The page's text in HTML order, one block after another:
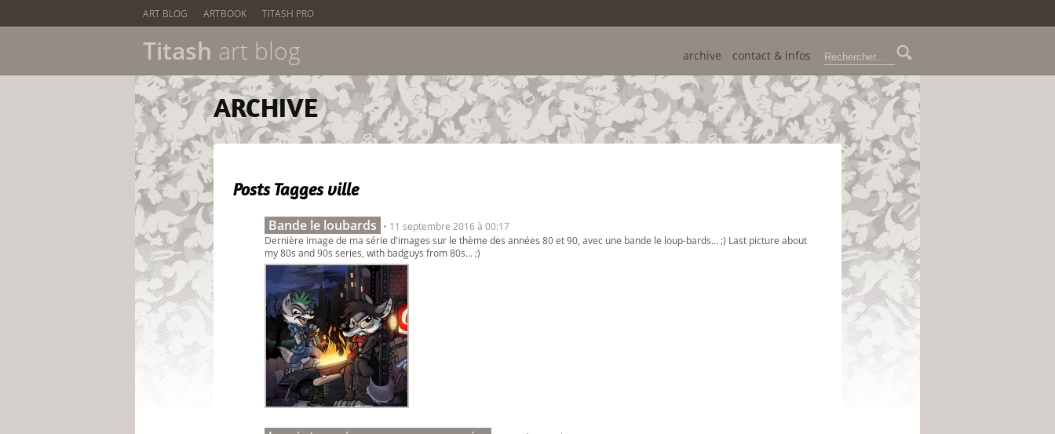
ART BLOG ARTBOOK TITASH PRO
Titash art blog archive contact & infos
ARCHIVE
Posts Taggesville
Bande le loubards
• 11 septembre 2016 à 00:17
Dernière image de ma série d'images sur le thème des années 80 et 90, avec une bande le loup-bards... ;) Last picture about
my 80s and 90s series, with badguys from 80s... ;)